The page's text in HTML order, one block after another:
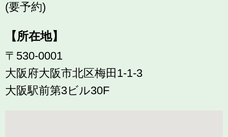
(要予約)
【所在地】
〒530-0001
大阪府大阪市北区梅田1-1-3
大阪駅前第3ビル30F